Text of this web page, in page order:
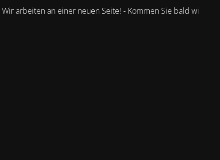
Wir arbeiten an einer neuen Seite! - Kommen Sie bald wieder.